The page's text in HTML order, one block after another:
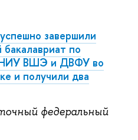
завершили
по
НИУ ВШЭ и ДВФУ во
и получили два
федеральный